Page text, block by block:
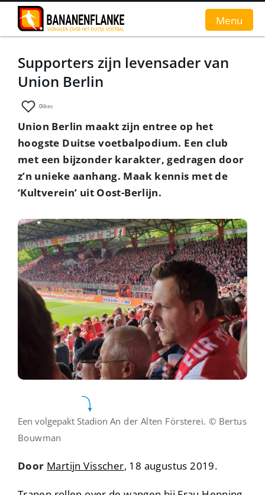
Home
Nieuws
Interviews
Groundhopverhalen
De fans
Achtergrond
Menu
Supporters zijn levensader van
Union Berlin
0likes
Union Berlin maakt zijn entree op het
hoogste Duitse voetbalpodium. Een club
met een bijzonder karakter, gedragen door
z’n unieke aanhang. Maak kennis met de
‘Kultverein’ uit Oost-Berlijn.
Een volgepakt Stadion An der Alten Försterei. © Bertus
Bouwman
Door Martijn Visscher, 18 augustus 2019.